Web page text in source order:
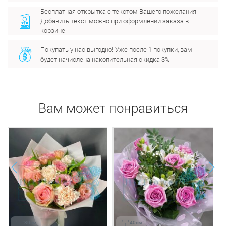
Бесплатная открытка с текстом Вашего пожелания.
Добавить текст можно при оформлении заказа в
корзине.
Покупать у нас выгодно! Уже после 1 покупки, вам
будет начислена накопительная скидка 3%.
Вам может понравиться
prev next
30см 40см